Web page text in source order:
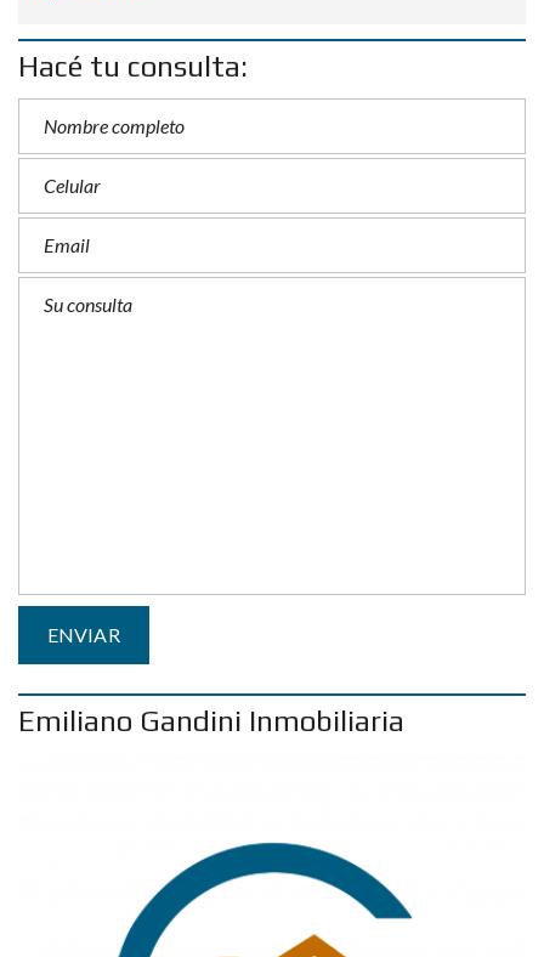
Hacé tu consulta:
Emiliano Gandini Inmobiliaria